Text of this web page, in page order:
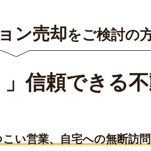
ン売却をご検討の
」信頼できる
い営業、自宅への無断訪